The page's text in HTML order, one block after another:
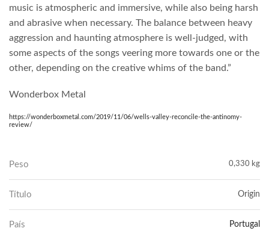
music is atmospheric and immersive, while also being harsh
and abrasive when necessary. The balance between heavy
aggression and haunting atmosphere is well-judged, with
some aspects of the songs veering more towards one or the
other, depending on the creative whims of the band.”
Wonderbox Metal
https://wonderboxmetal.com/2019/11/06/wells-valley-reconcile-the-antinomy-
review/
Peso 0,330 kg
Título Origin
País Portugal